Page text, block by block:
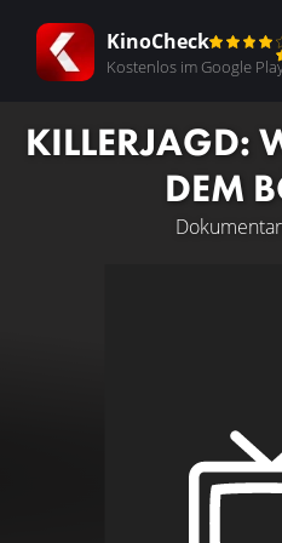
KinoCheck
Kostenlos im Google
KILLERJAGD:
DEM